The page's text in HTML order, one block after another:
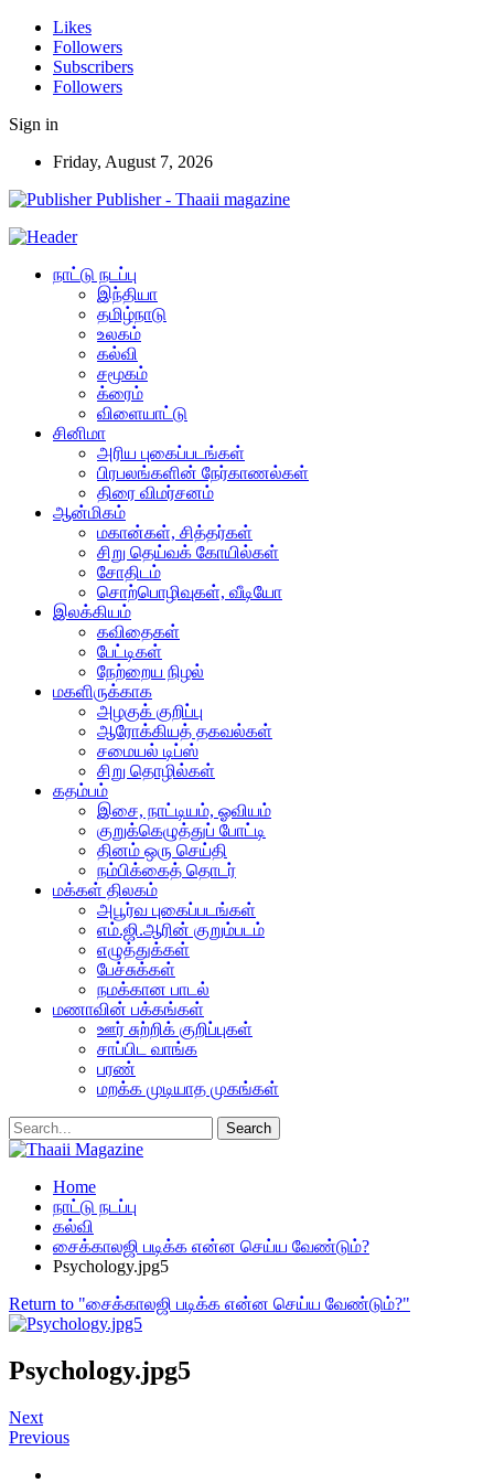
Likes
Followers
Subscribers
Followers
Sign in
Friday, August 7, 2026
Publisher - Thaaii magazine
நாட்டு நடப்பு
இந்தியா
தமிழ்நாடு
உலகம்
கல்வி
சமூகம்
க்ரைம்
விளையாட்டு
சினிமா
அரிய புகைப்படங்கள்
பிரபலங்களின் நேர்காணல்கள்
திரை விமர்சனம்
ஆன்மிகம்
மகான்கள், சித்தர்கள்
சிறு தெய்வக் கோயில்கள்
சோதிடம்
சொற்பொழிவுகள், வீடியோ
இலக்கியம்
கவிதைகள்
பேட்டிகள்
நேற்றைய நிழல்
மகளிருக்காக
அழகுக் குறிப்பு
ஆரோக்கியத் தகவல்கள்
சமையல் டிப்ஸ்
சிறு தொழில்கள்
கதம்பம்
இசை, நாட்டியம், ஓவியம்
குறுக்கெழுத்துப் போட்டி
தினம் ஒரு செய்தி
நம்பிக்கைத் தொடர்
மக்கள் திலகம்
அபூர்வ புகைப்படங்கள்
எம்.ஜி.ஆரின் குறும்படம்
எழுத்துக்கள்
பேச்சுக்கள்
நமக்கான பாடல்
மணாவின் பக்கங்கள்
ஊர் சுற்றிக் குறிப்புகள்
சாப்பிட வாங்க
பரண்
மறக்க முடியாத முகங்கள்
Home
நாட்டு நடப்பு
கல்வி
சைக்காலஜி படிக்க என்ன செய்ய வேண்டும்?
Psychology.jpg5
Return to "சைக்காலஜி படிக்க என்ன செய்ய வேண்டும்?"
Psychology.jpg5
Next
Previous